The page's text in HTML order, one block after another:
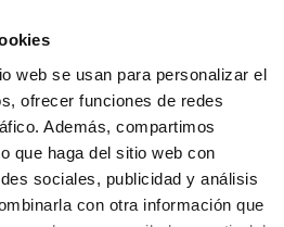
web se usan para personalizar el
ofrecer funciones de redes
Además, compartimos
que haga del sitio web con
sociales, publicidad y análisis
con otra información que